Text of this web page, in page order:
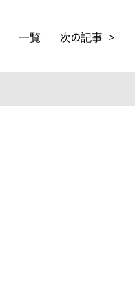
一覧 次の記事 >